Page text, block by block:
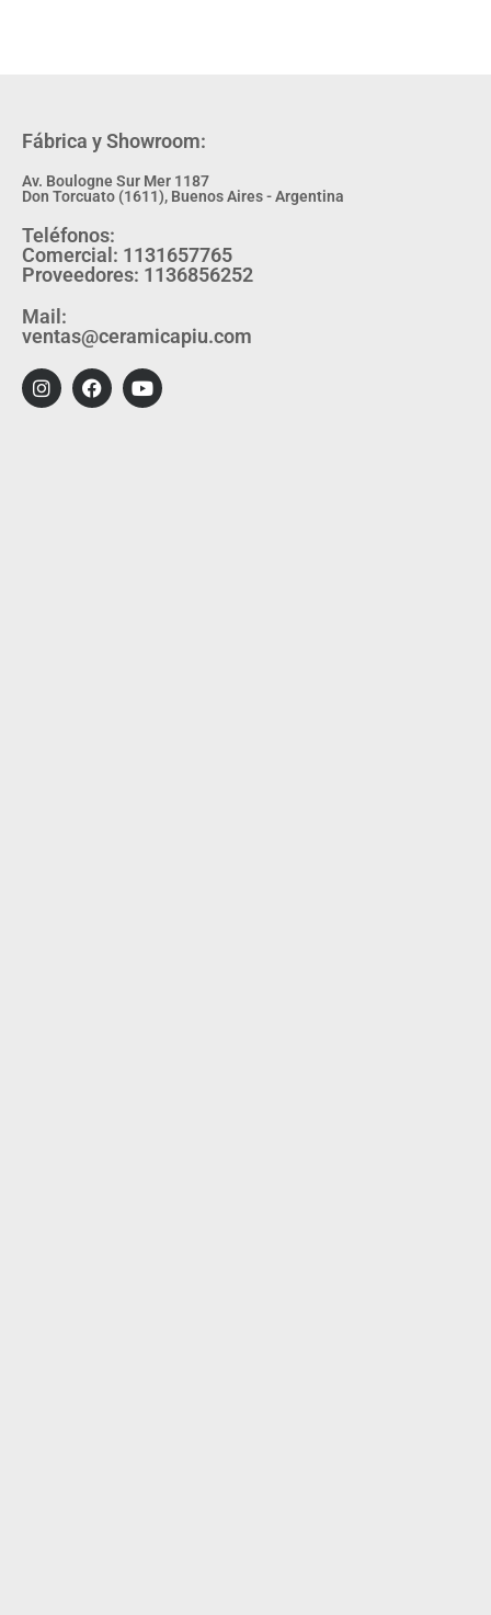
Fábrica y Showroom:
Av. Boulogne Sur Mer 1187
Don Torcuato (1611), Buenos Aires - Argentina
Teléfonos:
Comercial: 1131657765
Proveedores: 1136856252
Mail:
ventas@ceramicapiu.com